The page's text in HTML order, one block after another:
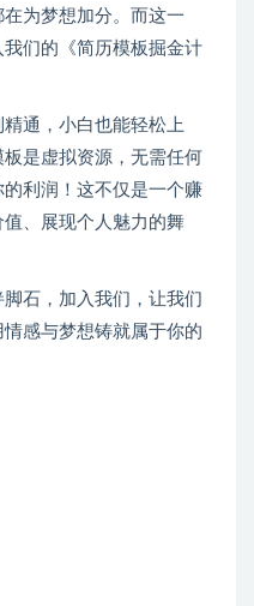
为梦想加分。而这一
们的《简历模板掘金计
通，小白也能轻松上
是虚拟资源，无需任何
利润！这不仅是一个赚
、展现个人魅力的舞
石，加入我们，让我们
感与梦想铸就属于你的